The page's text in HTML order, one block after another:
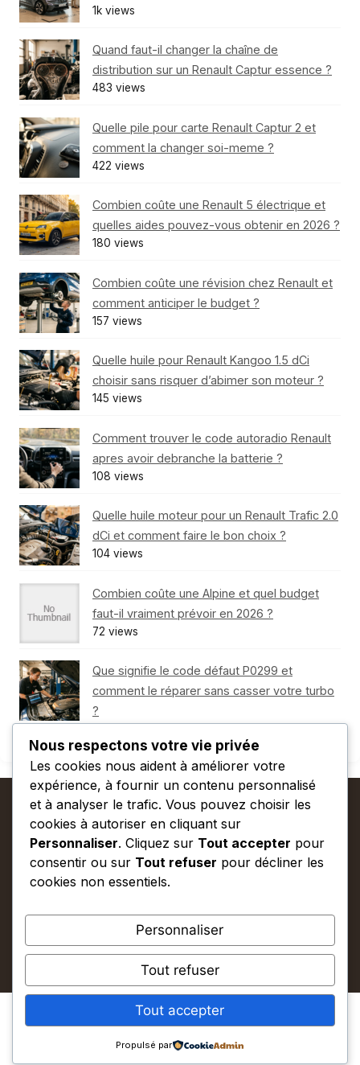
1k views
Quand faut-il changer la chaîne de
distribution sur un Renault Captur essence ?
483 views
Quelle pile pour carte Renault Captur 2 et
comment la changer soi-meme ?
422 views
Combien coûte une Renault 5 électrique et
quelles aides pouvez-vous obtenir en 2026 ?
180 views
Combien coûte une révision chez Renault et
comment anticiper le budget ?
157 views
Quelle huile pour Renault Kangoo 1.5 dCi
choisir sans risquer d’abimer son moteur ?
145 views
Comment trouver le code autoradio Renault
apres avoir debranche la batterie ?
108 views
Quelle huile moteur pour un Renault Trafic 2.0
dCi et comment faire le bon choix ?
104 views
Combien coûte une Alpine et quel budget
faut-il vraiment prévoir en 2026 ?
72 views
Que signifie le code défaut P0299 et
comment le réparer sans casser votre turbo
?
Explorer
Informations
© 2026 Plein Phare• Construit avec
Nous respectons votre vie privée
Les cookies nous aident à améliorer votre
expérience, à fournir un contenu personnalisé
et à analyser le trafic. Vous pouvez choisir les
cookies à autoriser en cliquant sur
Personnaliser. Cliquez sur Tout accepter pour
consentir ou sur Tout refuser pour décliner les
cookies non essentiels.
Personnaliser
Tout refuser
Tout accepter
Propulsé par